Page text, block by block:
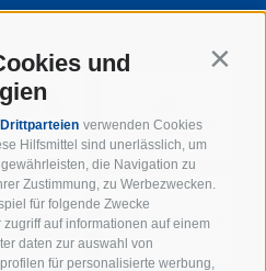
und
verwenden Cookies
Hilfsmittel sind unerlässlich, um
die Navigation zu
Zustimmung, zu Werbezwecken.
für folgende Zwecke
auf informationen auf einem
daten zur auswahl von
für personalisierte werbung,